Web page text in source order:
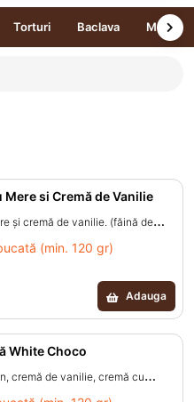
Torturi Baclava
Mere si Cremă de Vanilie
cremă de vanilie. (făină de
unt, zahăr, apă, sare
amidon, sirop de glucoză, uleiuri
praf de copt, regulator de aciditate:
(min. 120 gr)
Adauga
White Choco
cremă de vanilie, cremă cu
glazură cu ciocolată albă. (făină